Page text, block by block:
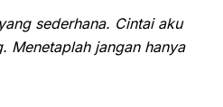
sederhana. Cintai aku
Menetaplah jangan hanya